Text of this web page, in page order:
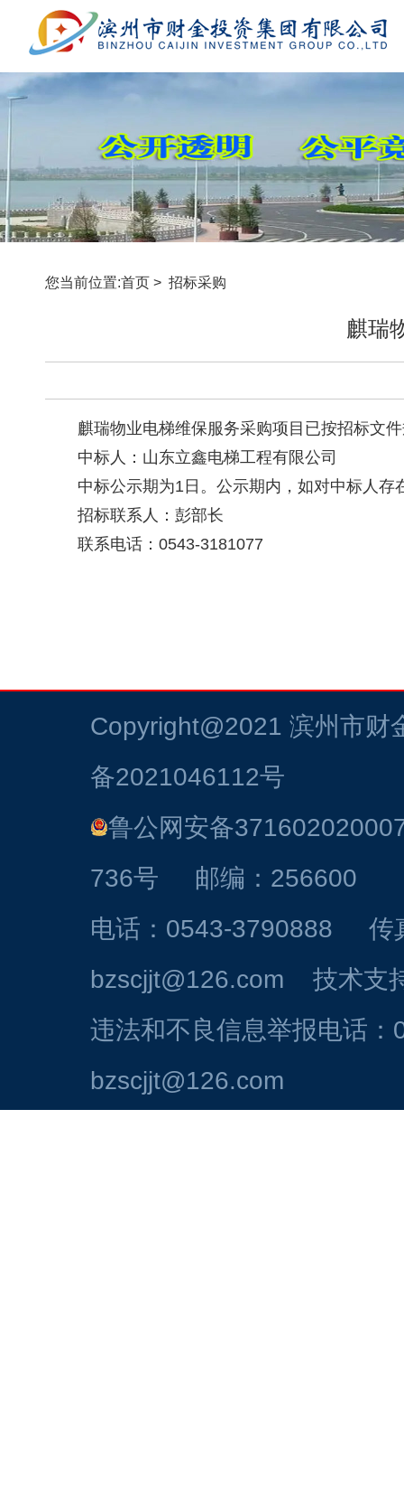
您当前位置:首页 > 招标采购
麒瑞
麒瑞物业电梯维保服务采购项目已按招标文
中标人：山东立鑫电梯工程有限公司
中标公示期为1 日。公示期内，如对中标人存
招标联系人：彭部长
联系电话： 0543-3181077
Copyright@2021 滨州市财
备2021046112号
鲁公网安备
736号 邮编：256600
电话：0543-3790888
bzscjjt@126.com 技术支
违法和不良信息举报电话
bzscjjt@126.com